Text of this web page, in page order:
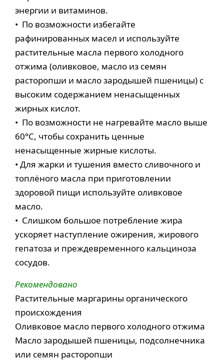
энергии и витаминов.
• По возможности избегайте
рафинированных масел и используйте
растительные масла первого холодного
отжима (оливковое, масло из семян
расторопши и масло зародышей пшеницы) с
высоким содержанием ненасыщенных
жирных кислот.
• По возможности не нагревайте масло выше
60°С, чтобы сохранить ценные
ненасыщенные жирные кислоты.
• Для жарки и тушения вместо сливочного и
топлёного масла при приготовлении
здоровой пищи используйте оливковое
масло.
• Слишком большое потребление жира
ускоряет наступление ожирения, жирового
гепатоза и преждевременного кальциноза
сосудов.
Рекомендовано
Растительные маргарины органического
происхождения
Оливковое масло первого холодного отжима
Масло зародышей пшеницы, подсолнечника
или семян расторопши